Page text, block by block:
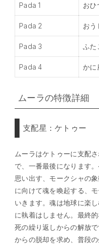
Pada 1 おひ
Pada 2 おう
Pada 3 ふた
Pada 4 かに
ムーラの特徴詳細
支配星：ケトゥー
ムーラはケトゥーに支配
で、一番最後になります
思い出す、モークシャの
に向けて魂を喚起する、
いきます。魂は地球に楽
に執着はしません。最終
死の繰り返しからの解放
からの脱却を求め、普段